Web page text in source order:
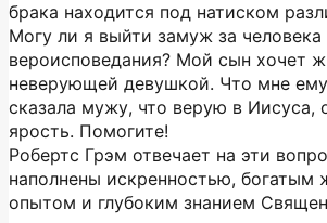
брака находится под натиском
Могу ли я выйти замуж за человека
вероисповедания? Мой сын хочет
неверующей девушкой. Что мне ему
сказала мужу, что верую в Иисуса,
ярость. Помогите!
Робертс Грэм отвечает на эти
наполнены искренностью, богатым
опытом и глубоким знанием